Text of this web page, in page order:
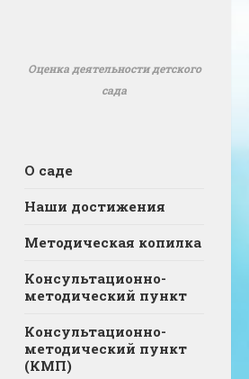
Оценка деятельности детского
сада
О саде
Наши достижения
Методическая копилка
Консультационно-
методический пункт
Консультационно-
методический пункт
(КМП)